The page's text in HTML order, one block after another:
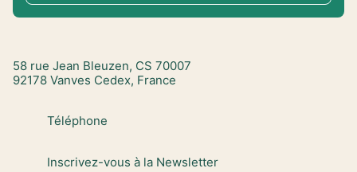
58 rue Jean Bleuzen, CS 70007
92178 Vanves Cedex, France
Téléphone
Inscrivez-vous à la Newsletter